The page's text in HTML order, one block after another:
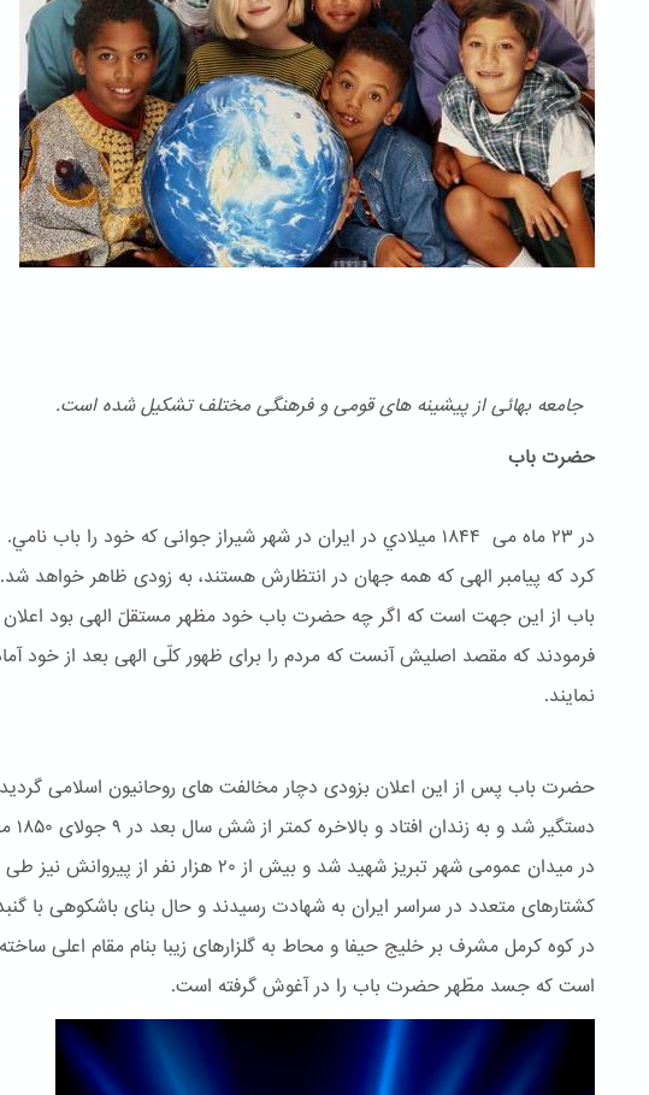
جامعه بهائی از پیشینه های قومی و فرهنگی مختلف تشكیل شده است.
حضرت باب
در ۲۳ ماه می ۱۸۴۴ ميلادي در ایران در شهر شیراز جوانی که خود را باب
کرد که پیامبر الهی که همه جهان در انتظارش هستند، به زودی ظاهر خواهد
باب از این جهت است که اگر چه حضرت باب خود مظهر مستقلّ الهی بود اعلان
فرمودند که مقصد اصلیش آنست که مردم را برای ظهور کلّی الهی بعد از خود
نمایند.
حضرت باب پس از این اعلان بزودی دچار مخالفت های روحانیون اسلامی
دستگیر
در میدان عمومی شهر تبریز شهید شد و بیش از ۲۰ هزار نفر از پیروانش نیز طی
کشتارهای متعدد در سراسر ایران به شهادت رسیدند و حال بنای باشكوهی با
در کوه کرمل مشرف بر خلیج حیفا و محاط به گلزارهای زیبا بنام مقام اعلی
است که جسد مطّهر حضرت باب را در آغوش گرفته است.